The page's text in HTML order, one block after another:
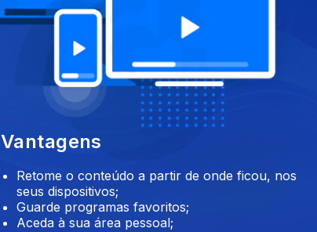
02 out. 2025
Vantagens
Retome o conteúdo a partir de onde ficou, nos
seus dispositivos;
Guarde programas favoritos;
Aceda à sua área pessoal;